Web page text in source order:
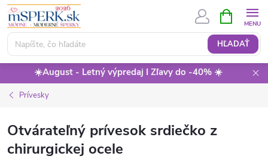
Prejsť
obsah
HĽADAŤ
KOŠÍK
☀️August - Letný výpredaj I Zľavy do -40% ☀️
Prívesky
Otvárateľný prívesok srdiečko z
chirurgickej ocele